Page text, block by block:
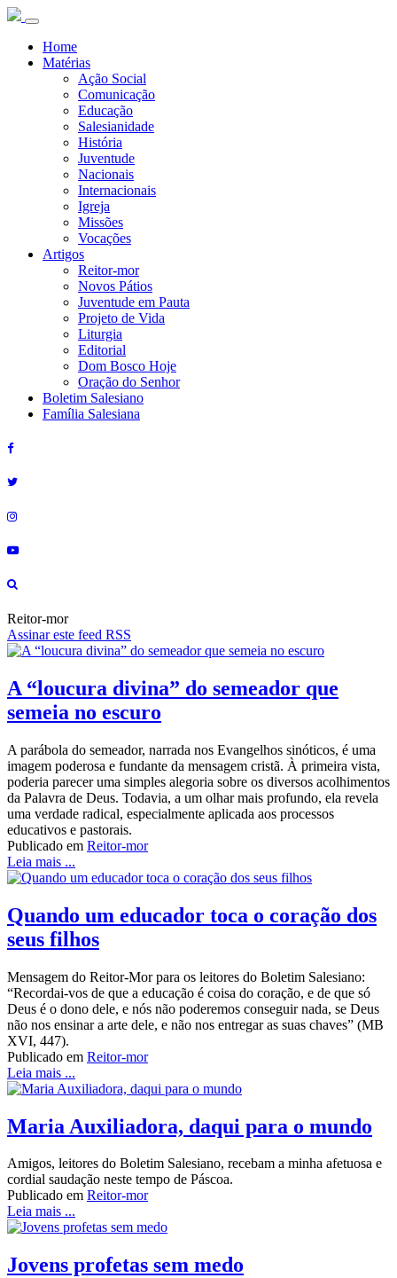
Home
Matérias
Ação Social
Comunicação
Educação
Salesianidade
História
Juventude
Nacionais
Internacionais
Igreja
Missões
Vocações
Artigos
Reitor-mor
Novos Pátios
Juventude em Pauta
Projeto de Vida
Liturgia
Editorial
Dom Bosco Hoje
Oração do Senhor
Boletim Salesiano
Família Salesiana
Reitor-mor
Assinar este feed RSS
A “loucura divina” do semeador que
semeia no escuro
A parábola do semeador, narrada nos Evangelhos sinóticos, é uma
imagem poderosa e fundante da mensagem cristã. À primeira vista,
poderia parecer uma simples alegoria sobre os diversos acolhimentos
da Palavra de Deus. Todavia, a um olhar mais profundo, ela revela
uma verdade radical, especialmente aplicada aos processos
educativos e pastorais.
Publicado em Reitor-mor
Leia mais ...
Quando um educador toca o coração dos
seus filhos
Mensagem do Reitor-Mor para os leitores do Boletim Salesiano:
“Recordai-vos de que a educação é coisa do coração, e de que só
Deus é o dono dele, e nós não poderemos conseguir nada, se Deus
não nos ensinar a arte dele, e não nos entregar as suas chaves” (MB
XVI, 447).
Publicado em Reitor-mor
Leia mais ...
Maria Auxiliadora, daqui para o mundo
Amigos, leitores do Boletim Salesiano, recebam a minha afetuosa e
cordial saudação neste tempo de Páscoa.
Publicado em Reitor-mor
Leia mais ...
Jovens profetas sem medo